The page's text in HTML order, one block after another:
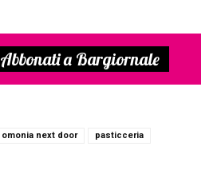
Abbonati a Bargiornale
omonia next door
pasticceria